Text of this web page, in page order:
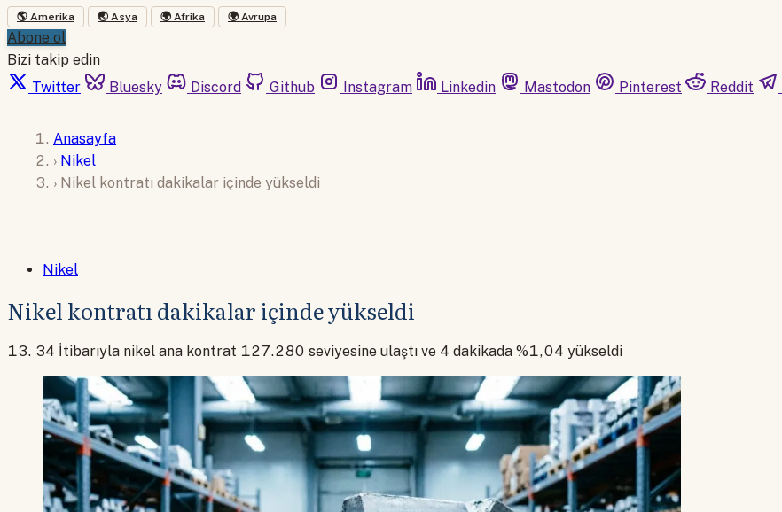
🌎 Amerika 🌏 Asya 🌍 Afrika 🌍 Avrupa
Abone ol
Bizi takip edin
Twitter
Bluesky Discord Github Instagram Linkedin Mastodon Pinterest Reddit
Anasayfa
› Nikel
› Nikel kontratı dakikalar içinde yükseldi
Nikel
Nikel kontratı dakikalar içinde yükseldi
13. 34 İtibarıyla nikel ana kontrat 127.280 seviyesine ulaştı ve 4 dakikada %1,04 yükseldi